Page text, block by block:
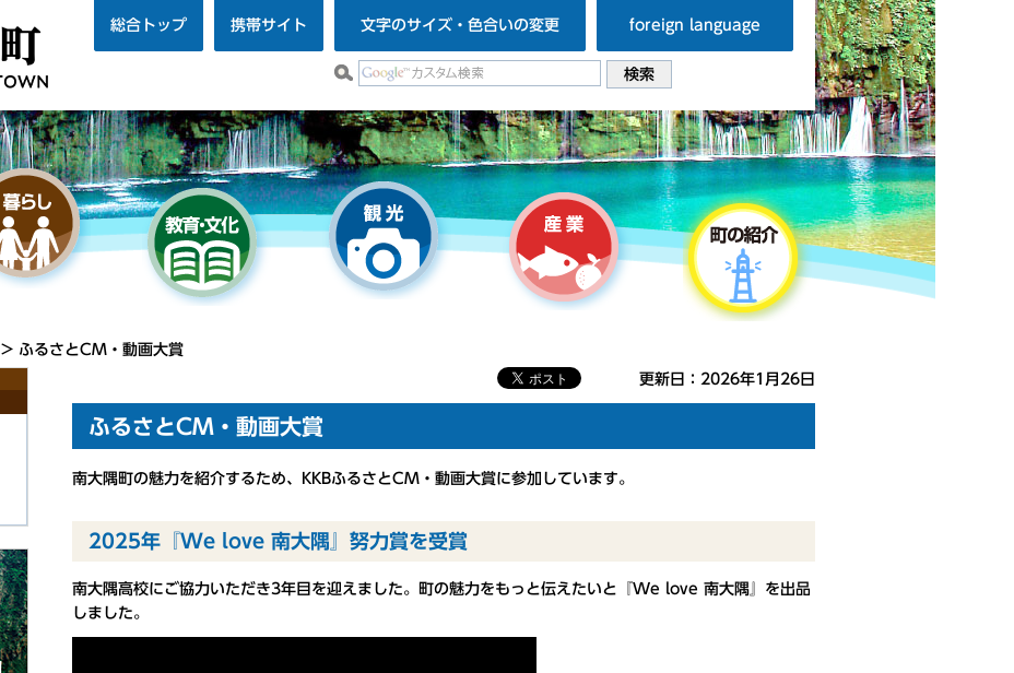
総合トップ 携帯サイト 文字のサイズ・色合いの変更 foreign language
> ふるさとCM・動画大賞
更新日：2026年1月26日
ふるさとCM・動画大賞
南大隅町の魅力を紹介するため、KKBふるさとCM・動画大賞に参加しています。
2025年『We love 南大隅』努力賞を受賞
南大隅高校にご協力いただき3年目を迎えました。町の魅力をもっと伝えたいと『We love 南大隅』を出品
しました。